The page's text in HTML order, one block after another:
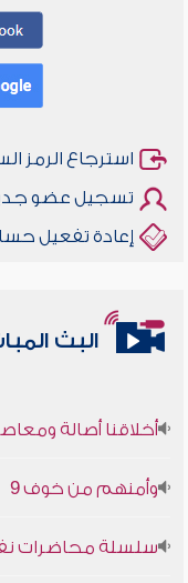
استرجاع الرمز
تسجيل عضو
إعادة تفعيل
البث
أخلاقنا أصالة
وأمنهم من خوف 9
سلسلة محاضرات